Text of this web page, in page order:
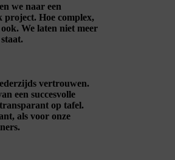
we naar een
project. Hoe complex,
We laten niet meer
vertrouwen.
een succesvolle
op tafel.
als voor onze